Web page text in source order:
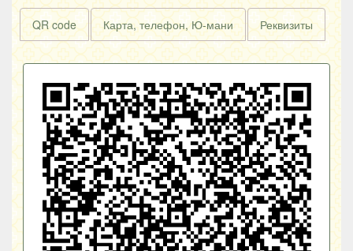
QR code Карта, телефон, Ю-мани Реквизиты